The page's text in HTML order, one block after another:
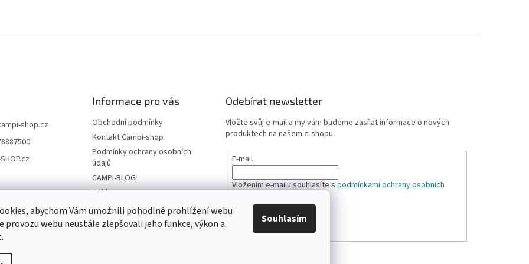
abychom Vám umožnili pohodlné prohlížení webu
provozu webu neustále zlepšovali jeho funkce, výkon a
Souhlasím
shop.cz
Informace pro vás
Obchodní podmínky
Kontakt Campi-shop
Podmínky ochrany osobních
údajů
CAMPI-BLOG
Reklamace
Vrácení zboží
Odebírat newsletter
Vložte svůj e-mail a my vám budeme zasílat informace o nových
produktech na našem e-shopu.
E-mail
Vložením e-mailu souhlasíte spodmínkami ochrany osobních
PŘIHLÁSIT SE